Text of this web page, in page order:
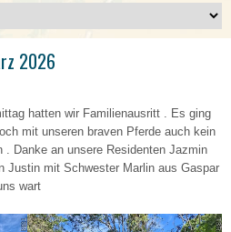
2026
hatten wir Familienausritt . Es ging
mit unseren braven Pferde auch kein
. Danke an unsere Residenten Jazmin
Justin mit Schwester Marlin aus Gaspar
wart